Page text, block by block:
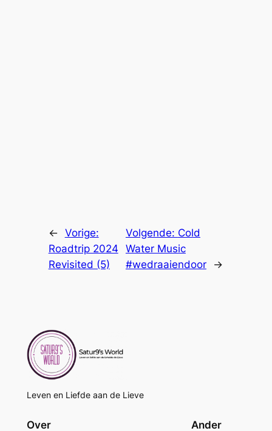
← Vorige:
Roadtrip 2024
Revisited (5)
Volgende: Cold
Water Music
#wedraaiendoor
→
Leven en Liefde aan de Lieve
Over Ander